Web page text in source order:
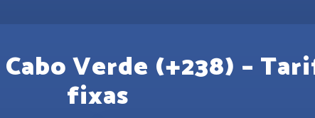
Verde (+238) –
fixas